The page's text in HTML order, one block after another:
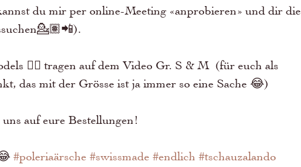
du mir per online-Meeting «anprobieren» und dir die
💁‍♀️ tragen auf dem Video Gr. S & M  (für euch als
das mit der Grösse ist ja immer so eine Sache 😂)
auf eure Bestellungen!
#poleriaärsche #swissmade #endlich #tschauzalando